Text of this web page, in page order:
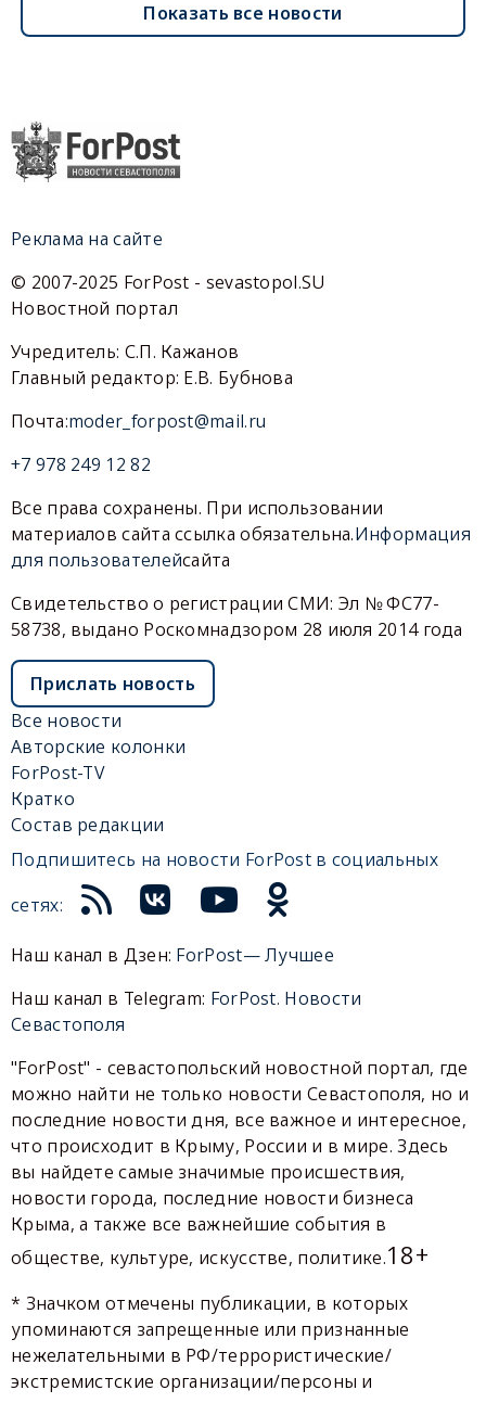
Показать все новости
Реклама на сайте
© 2007-2025 ForPost - sevastopol.SU
Новостной портал
Учредитель: С.П. Кажанов
Главный редактор: Е.В. Бубнова
Почта:moder_forpost@mail.ru
+7 978 249 12 82
Все права сохранены. При использовании
материалов сайта ссылка обязательна.Информация
для пользователейсайта
Свидетельство о регистрации СМИ: Эл № ФС77-
58738, выдано Роскомнадзором 28 июля 2014 года
Прислать новость
Все новости
Авторские колонки
ForPost-TV
Кратко
Состав редакции
Подпишитесь на новости ForPost в социальных
сетях:
Наш канал в Дзен: ForPost— Лучшее
Наш канал в Telegram: ForPost. Новости
Севастополя
"ForPost" - севастопольский новостной портал, где
можно найти не только новости Севастополя, но и
последние новости дня, все важное и интересное,
что происходит в Крыму, России и в мире. Здесь
вы найдете самые значимые происшествия,
новости города, последние новости бизнеса
Крыма, а также все важнейшие события в
обществе, культуре, искусстве, политике.18+
* Значком отмечены публикации, в которых
упоминаются запрещенные или признанные
нежелательными в РФ/террористические/
экстремистские организации/персоны и